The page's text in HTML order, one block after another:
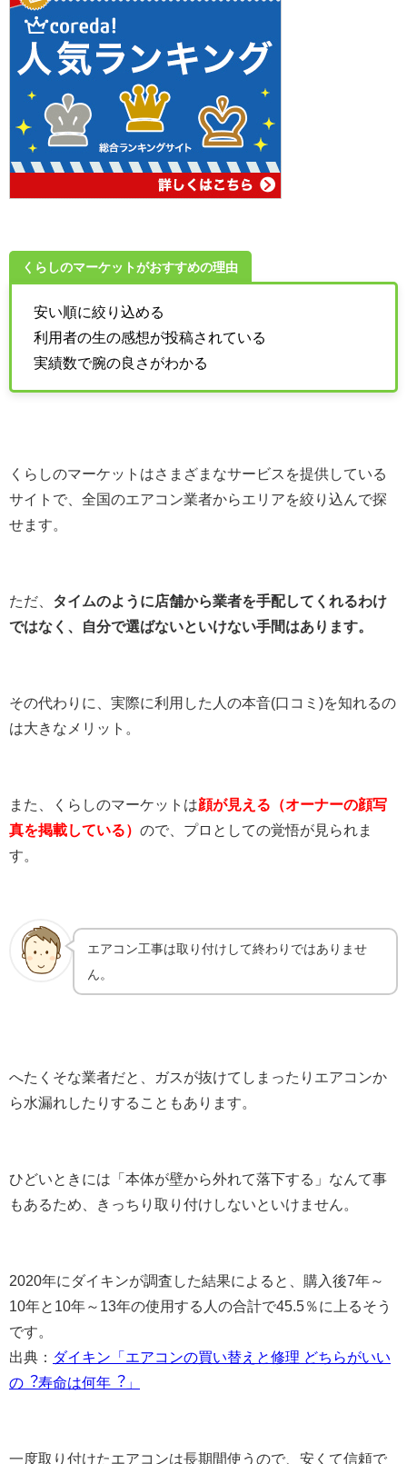
くらしのマーケットがおすすめの理由
安い順に絞り込める
利用者の生の感想が投稿されている
実績数で腕の良さがわかる
くらしのマーケットはさまざまなサービスを提供している
サイトで、全国のエアコン業者からエリアを絞り込んで探
せます。
ただ、 タイムのように店舗から業者を手配してくれるわけ
ではなく、自分で選ばないといけない手間はあります。
その代わりに、実際に利用した人の本音(口コミ)を知れるの
は大きなメリット。
また、くらしのマーケットは顔が見える（オーナーの顔写
真を掲載している） ので、プロとしての覚悟が見られま
す。
エアコン工事は取り付けして終わりではありませ
ん。
へたくそな業者だと、ガスが抜けてしまったりエアコンか
ら水漏れしたりすることもあります。
ひどいときには「本体が壁から外れて落下する」なんて事
もあるため、きっちり取り付けしないといけません。
2020年にダイキンが調査した結果によると、購入後7年～
10年と10年～13年の使用する人の合計で45.5％に上るそう
です。
出典： ダイキン「エアコンの買い替えと修理 どちらがいい
の︖寿命は何年︖」
一度取り付けたエアコンは長期間使うので、安くて信頼で